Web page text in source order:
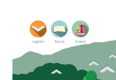
content